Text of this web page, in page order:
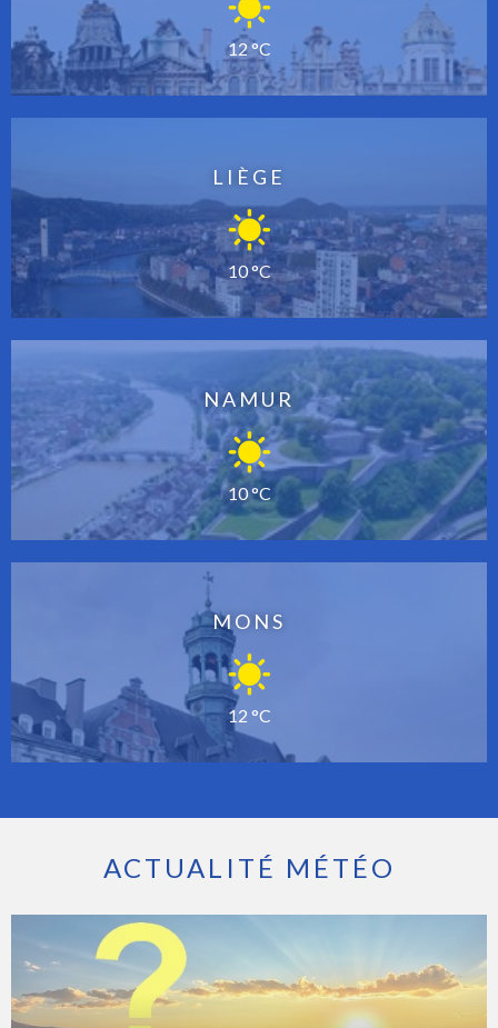
12 °C
LIÈGE
10 °C
NAMUR
10 °C
MONS
12 °C
ACTUALITÉ MÉTÉO